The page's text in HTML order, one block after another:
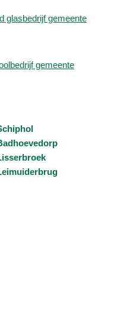
glasbedrijf gemeente
gemeente